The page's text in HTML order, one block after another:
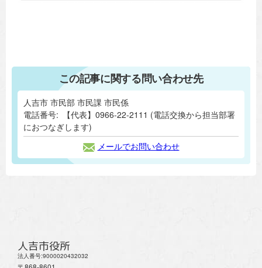
この記事に関する問い合わせ先
人吉市 市民部 市民課 市民係
電話番号:
【代表】0966-22-2111 (電話交換から担当部署
におつなぎします)
メールでお問い合わせ
人吉市役所
法人番号:9000020432032